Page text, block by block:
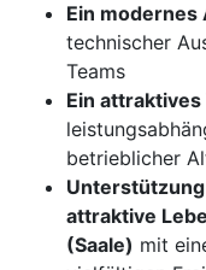
Ein
technischer
Teams
Ein
betrieblicher
attraktive
(Saale) mit